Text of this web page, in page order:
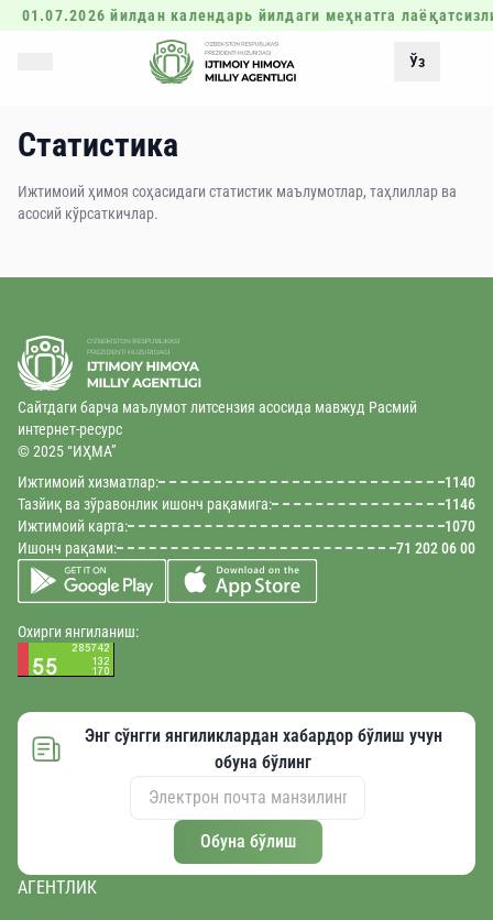
01.07.2026 йилдан календарь йилдаги меҳнатга
Ўз
Статистика
Ижтимоий ҳимоя соҳасидаги статистик маълумотлар, таҳлиллар ва
асосий кўрсаткичлар.
Сайтдаги барча маълумот литсензия асосида мавжуд Расмий
интернет-ресурс
© 2025 “ИҲМА”
Ижтимоий хизматлар:
1140
Тазйиқ ва зўравонлик ишонч рақамига:
1146
Ижтимоий карта:
1070
Ишонч рақами:
71 202 06 00
Охирги янгиланиш:
Энг сўнгги янгиликлардан хабардор бўлиш учун
обуна бўлинг
Обуна бўлиш
АГЕНТЛИК